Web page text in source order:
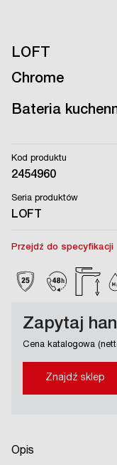
LOFT
Chrome
Bateria
Kod produktu
2454960
Seria produktów
LOFT
Przejdź do specyfikacji
Zapytaj
Cena katalogowa
Znajdź sklep
Opis